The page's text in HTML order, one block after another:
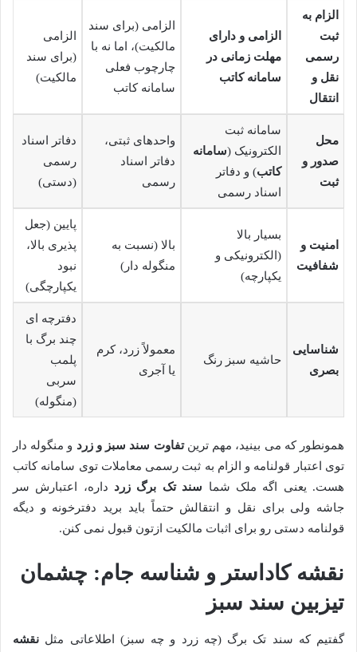
الزام به
ثبت
رسمی
نقل و
انتقال
الزامی و دارای
مهلت زمانی در
سامانه کاتب
الزامی (برای سند
مالکیت)، اما نه با
چارچوب فعلی
سامانه کاتب
الزامی
(برای سند
مالکیت)
محل
صدور و
ثبت
سامانه ثبت
الکترونیک (سامانه
کاتب) و دفاتر
اسناد رسمی
واحدهای ثبتی،
دفاتر اسناد
رسمی
دفاتر اسناد
رسمی
(دستی)
امنیت و
شفافیت
بسیار بالا
(الکترونیکی و
یکپارچه)
بالا (نسبت به
منگوله دار)
پایین (جعل
پذیری بالا،
نبود
یکپارچگی)
شناسایی
بصری
حاشیه سبز رنگ
معمولاً زرد، کرم
یا آجری
دفترچه ای
چند برگ با
پلمب
سربی
(منگوله)
همونطور که می بینید، مهم ترینتفاوت سند سبز و زرد و منگوله دار
توی اعتبار قولنامه و الزام به ثبت رسمی معاملات توی سامانه کاتب
هست. یعنی اگه ملک شما سند تک برگ زرد داره، اعتبارش سر
جاشه ولی برای نقل و انتقالش حتماً باید برید دفترخونه و دیگه
قولنامه دستی رو برای اثبات مالکیت ازتون قبول نمی کنن.
نقشه کاداستر و شناسه جام: چشمان
تیزبین سند سبز
گفتیم که سند تک برگ (چه زرد و چه سبز) اطلاعاتی مثل نقشه